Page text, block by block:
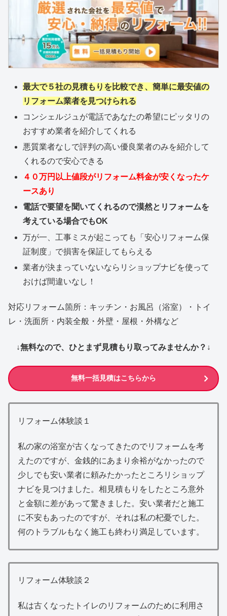
最大で５社の見積もりを比較でき、簡単に最安値の
リフォーム業者を見つけられる
コンシェルジュが電話であなたの希望にピッタリの
おすすめ業者を紹介してくれる
悪質業者なしで評判の高い優良業者のみを紹介して
くれるので安心できる
４０万円以上値段がリフォーム料金が安くなったケ
ースあり
電話で要望を聞いてくれるので漠然とリフォームを
考えている場合でもOK
万が一、工事ミスが起こっても「安心リフォーム保
証制度」で損害を保証してもらえる
業者が決まっていないならリショップナビを使って
おけば間違いなし！
対応リフォーム箇所：キッチン・お風呂（浴室）・トイ
レ・洗面所・内装全般・外壁・屋根・外構など
↓無料なので、ひとまず見積もり取ってみませんか？↓
無料一括見積はこちらから
リフォーム体験談１
私の家の浴室が古くなってきたのでリフォームを考
えたのですが、金銭的にあまり余裕がなかったので
少しでも安い業者に頼みたかったところリショップ
ナビを見つけました。相見積もりをしたところ意外
と金額に差があって驚きました。安い業者だと施工
に不安もあったのですが、それは私の杞憂でした。
何のトラブルもなく施工も終わり満足しています。
リフォーム体験談２
私は古くなったトイレのリフォームのために利用さ